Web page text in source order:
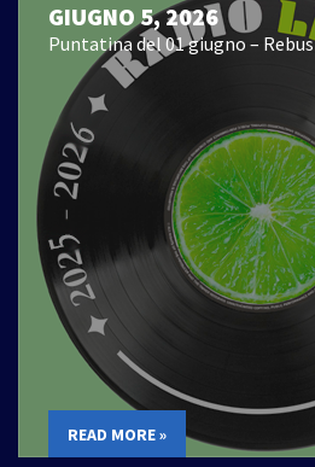
GIUGNO 5, 2026
Puntatina del 01 giugno – Rebus
READ MORE »